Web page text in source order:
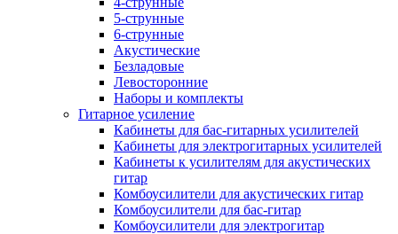
5-струнные
6-струнные
Акустические
Безладовые
Левосторонние
Наборы и комплекты
Гитарное усиление
Кабинеты для бас-гитарных усилителей
Кабинеты для электрогитарных усилителей
Кабинеты к усилителям для акустических
гитар
Комбоусилители для акустических гитар
Комбоусилители для бас-гитар
Комбоусилители для электрогитар